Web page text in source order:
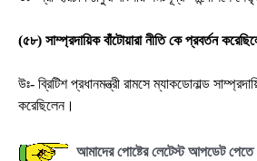
(৫৮) সাম্প্রদায়িক বাঁটোয়ারা নীতি কে প্রবর্তন
উঃ- ব্রিটিশ প্রধানমন্ত্রী রামসে ম্যাকডোনাল্ড
করেছিলেন।
আমাদের পোষ্টের লেটেস্ট আপডেট